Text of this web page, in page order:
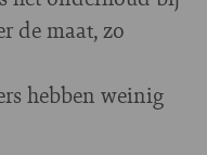
de maat, zo
hebben weinig